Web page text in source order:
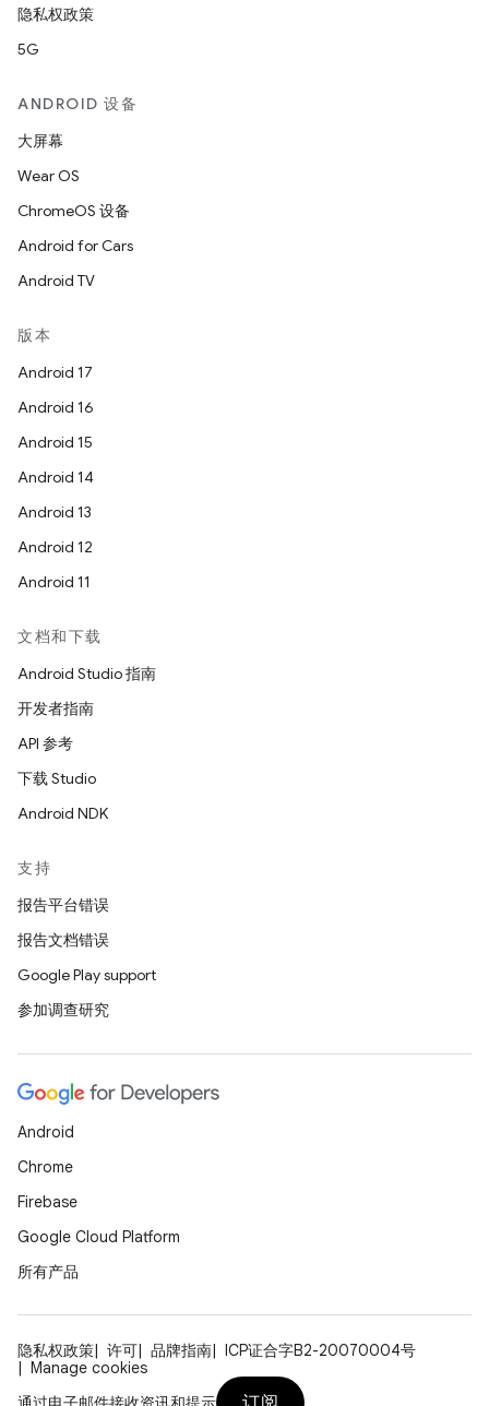
隐私权政策
5G
ANDROID 设备
大屏幕
Wear OS
ChromeOS 设备
Android for Cars
Android TV
版本
Android 17
Android 16
Android 15
Android 14
Android 13
Android 12
Android 11
文档和下载
Android Studio 指南
开发者指南
API 参考
下载 Studio
Android NDK
支持
报告平台错误
报告文档错误
Google Play support
参加调查研究
Android
Chrome
Firebase
Google Cloud Platform
所有产品
隐私权政策 许可 品牌指南
ICP证合字B2-20070004号
Manage cookies